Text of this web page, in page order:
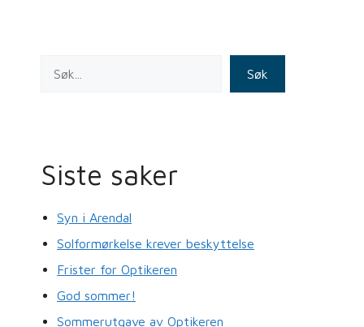
Søk
Siste saker
Syn i Arendal
Solformørkelse krever beskyttelse
Frister for Optikeren
God sommer!
Sommerutgave av Optikeren